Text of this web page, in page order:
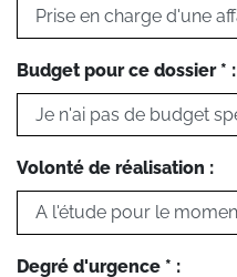
Budget pour ce dossier * :
Volonté de réalisation :
Degré d'urgence * :